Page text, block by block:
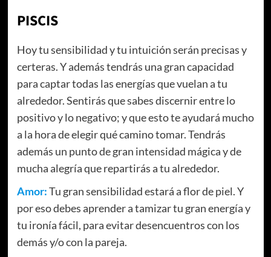
PISCIS
Hoy tu sensibilidad y tu intuición serán precisas y
certeras. Y además tendrás una gran capacidad
para captar todas las energías que vuelan a tu
alrededor. Sentirás que sabes discernir entre lo
positivo y lo negativo; y que esto te ayudará mucho
a la hora de elegir qué camino tomar. Tendrás
además un punto de gran intensidad mágica y de
mucha alegría que repartirás a tu alrededor.
Amor:Tu gran sensibilidad estará a flor de piel. Y
por eso debes aprender a tamizar tu gran energía y
tu ironía fácil, para evitar desencuentros con los
demás y/o con la pareja.